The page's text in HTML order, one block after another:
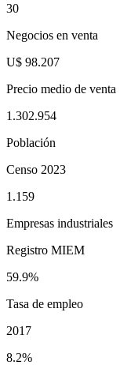
30
Negocios en venta
U$ 98.207
Precio medio de venta
1.302.954
Población
Censo 2023
1.159
Empresas industriales
Registro MIEM
59.9%
Tasa de empleo
2017
8.2%